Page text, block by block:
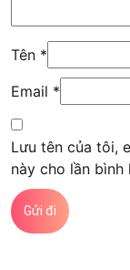
Tên *
Email *
Lưu tên của tôi,
này cho lần